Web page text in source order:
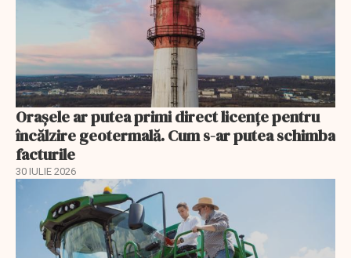
Orașele ar putea primi direct licențe pentru
încălzire geotermală. Cum s-ar putea schimba
facturile
30 IULIE 2026